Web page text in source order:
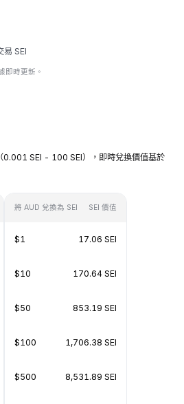
易 SEI
即時更新。
0.001 SEI - 100 SEI），即時兌換價值基於
將 AUD 兌換為 SEI SEI 價值
$1 17.06 SEI
$10 170.64 SEI
$50 853.19 SEI
$100 1,706.38 SEI
$500 8,531.89 SEI